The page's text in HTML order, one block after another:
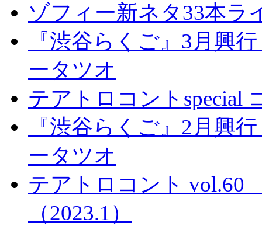
ゾフィー新ネタ33本ラ
『渋谷らくご』3月興
ータツオ
テアトロコントspecial
『渋谷らくご』2月興
ータツオ
テアトロコント
（2023.1）